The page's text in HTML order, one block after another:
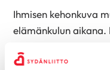
Ihmisen kehonkuva
elämänkulun
näkyy oman kehon